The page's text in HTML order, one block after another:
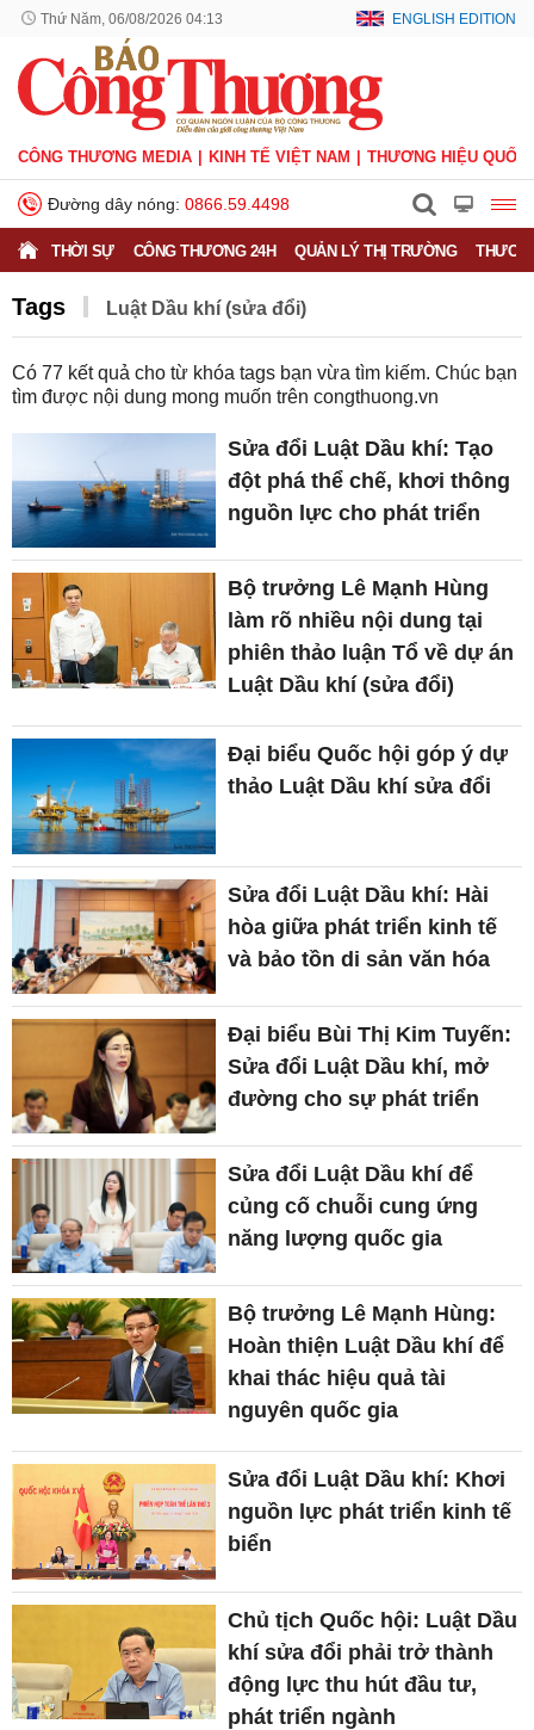
Thứ Năm, 06/08/2026 04:13 ENGLISH EDITION
CÔNG THƯƠNG MEDIA KINH TẾ VIỆT NAM THƯƠNG HIỆU QUỐC
Đường dây nóng: 0866.59.4498
THỜI SỰ CÔNG THƯƠNG 24H QUẢN LÝ THỊ TRƯỜNG
Tags Luật Dầu khí (sửa đổi)
Có 77 kết quả cho từ khóa tags bạn vừa tìm kiếm. Chúc bạn
tìm được nội dung mong muốn trên congthuong.vn
Sửa đổi Luật Dầu khí: Tạo
đột phá thể chế, khơi thông
nguồn lực cho phát triển
Bộ trưởng Lê Mạnh Hùng
làm rõ nhiều nội dung tại
phiên thảo luận Tổ về dự án
Luật Dầu khí (sửa đổi)
Đại biểu Quốc hội góp ý dự
thảo Luật Dầu khí sửa đổi
Sửa đổi Luật Dầu khí: Hài
hòa giữa phát triển kinh tế
và bảo tồn di sản văn hóa
Đại biểu Bùi Thị Kim Tuyến:
Sửa đổi Luật Dầu khí, mở
đường cho sự phát triển
Sửa đổi Luật Dầu khí để
củng cố chuỗi cung ứng
năng lượng quốc gia
Bộ trưởng Lê Mạnh Hùng:
Hoàn thiện Luật Dầu khí để
khai thác hiệu quả tài
nguyên quốc gia
Sửa đổi Luật Dầu khí: Khơi
nguồn lực phát triển kinh tế
biển
Chủ tịch Quốc hội: Luật Dầu
khí sửa đổi phải trở thành
động lực thu hút đầu tư,
phát triển ngành